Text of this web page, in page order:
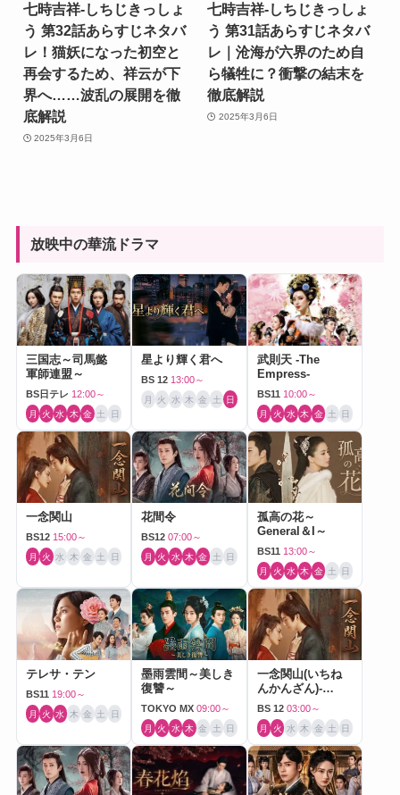
七時吉祥-しちじきっしょ
う 第32話あらすじネタバ
レ！猫妖になった初空と
再会するため、祥云が下
界へ……波乱の展開を徹
底解説
2025年3月6日
七時吉祥-しちじきっしょ
う 第31話あらすじネタバ
レ｜沧海が六界のため自
ら犠牲に？衝撃の結末を
徹底解説
2025年3月6日
放映中の華流ドラマ
三国志～司馬懿
軍師連盟～
BS日テレ 12:00～
月 火 水 木 金 土 日
星より輝く君へ
BS 12 13:00～
月 火 水 木 金 土 日
武則天 -The
Empress-
BS11 10:00～
月 火 水 木 金 土 日
一念関山
BS12 15:00～
月 火 水 木 金 土 日
花間令
BS12 07:00～
月 火 水 木 金 土 日
孤高の花～
General＆I～
BS11 13:00～
月 火 水 木 金 土 日
テレサ・テン
BS11 19:00～
月 火 水 木 金 土 日
墨雨雲間～美しき
復讐～
TOKYO MX 09:00～
月 火 水 木 金 土 日
一念関山(いちね
んかんざん)-
Journey to Love-
BS 12 03:00～
月 火 水 木 金 土 日